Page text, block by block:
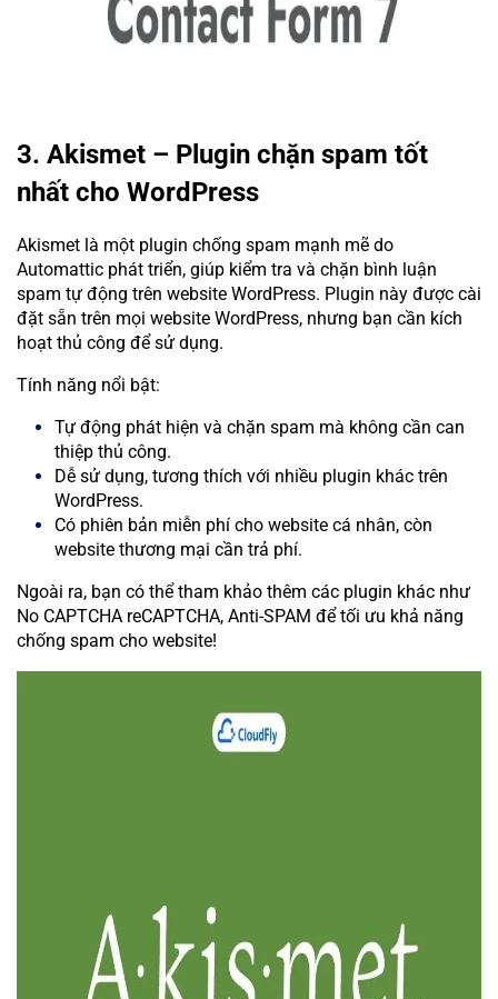
3. Akismet – Plugin chặn spam tốt
nhất cho WordPress
Akismet là một plugin chống spam mạnh mẽ do
Automattic phát triển, giúp kiểm tra và chặn bình luận
spam tự động trên website WordPress. Plugin này được cài
đặt sẵn trên mọi website WordPress, nhưng bạn cần kích
hoạt thủ công để sử dụng.
Tính năng nổi bật:
Tự động phát hiện và chặn spam mà không cần can
thiệp thủ công.
Dễ sử dụng, tương thích với nhiều plugin khác trên
WordPress.
Có phiên bản miễn phí cho website cá nhân, còn
website thương mại cần trả phí.
Ngoài ra, bạn có thể tham khảo thêm các plugin khác như
No CAPTCHA reCAPTCHA, Anti-SPAM để tối ưu khả năng
chống spam cho website!